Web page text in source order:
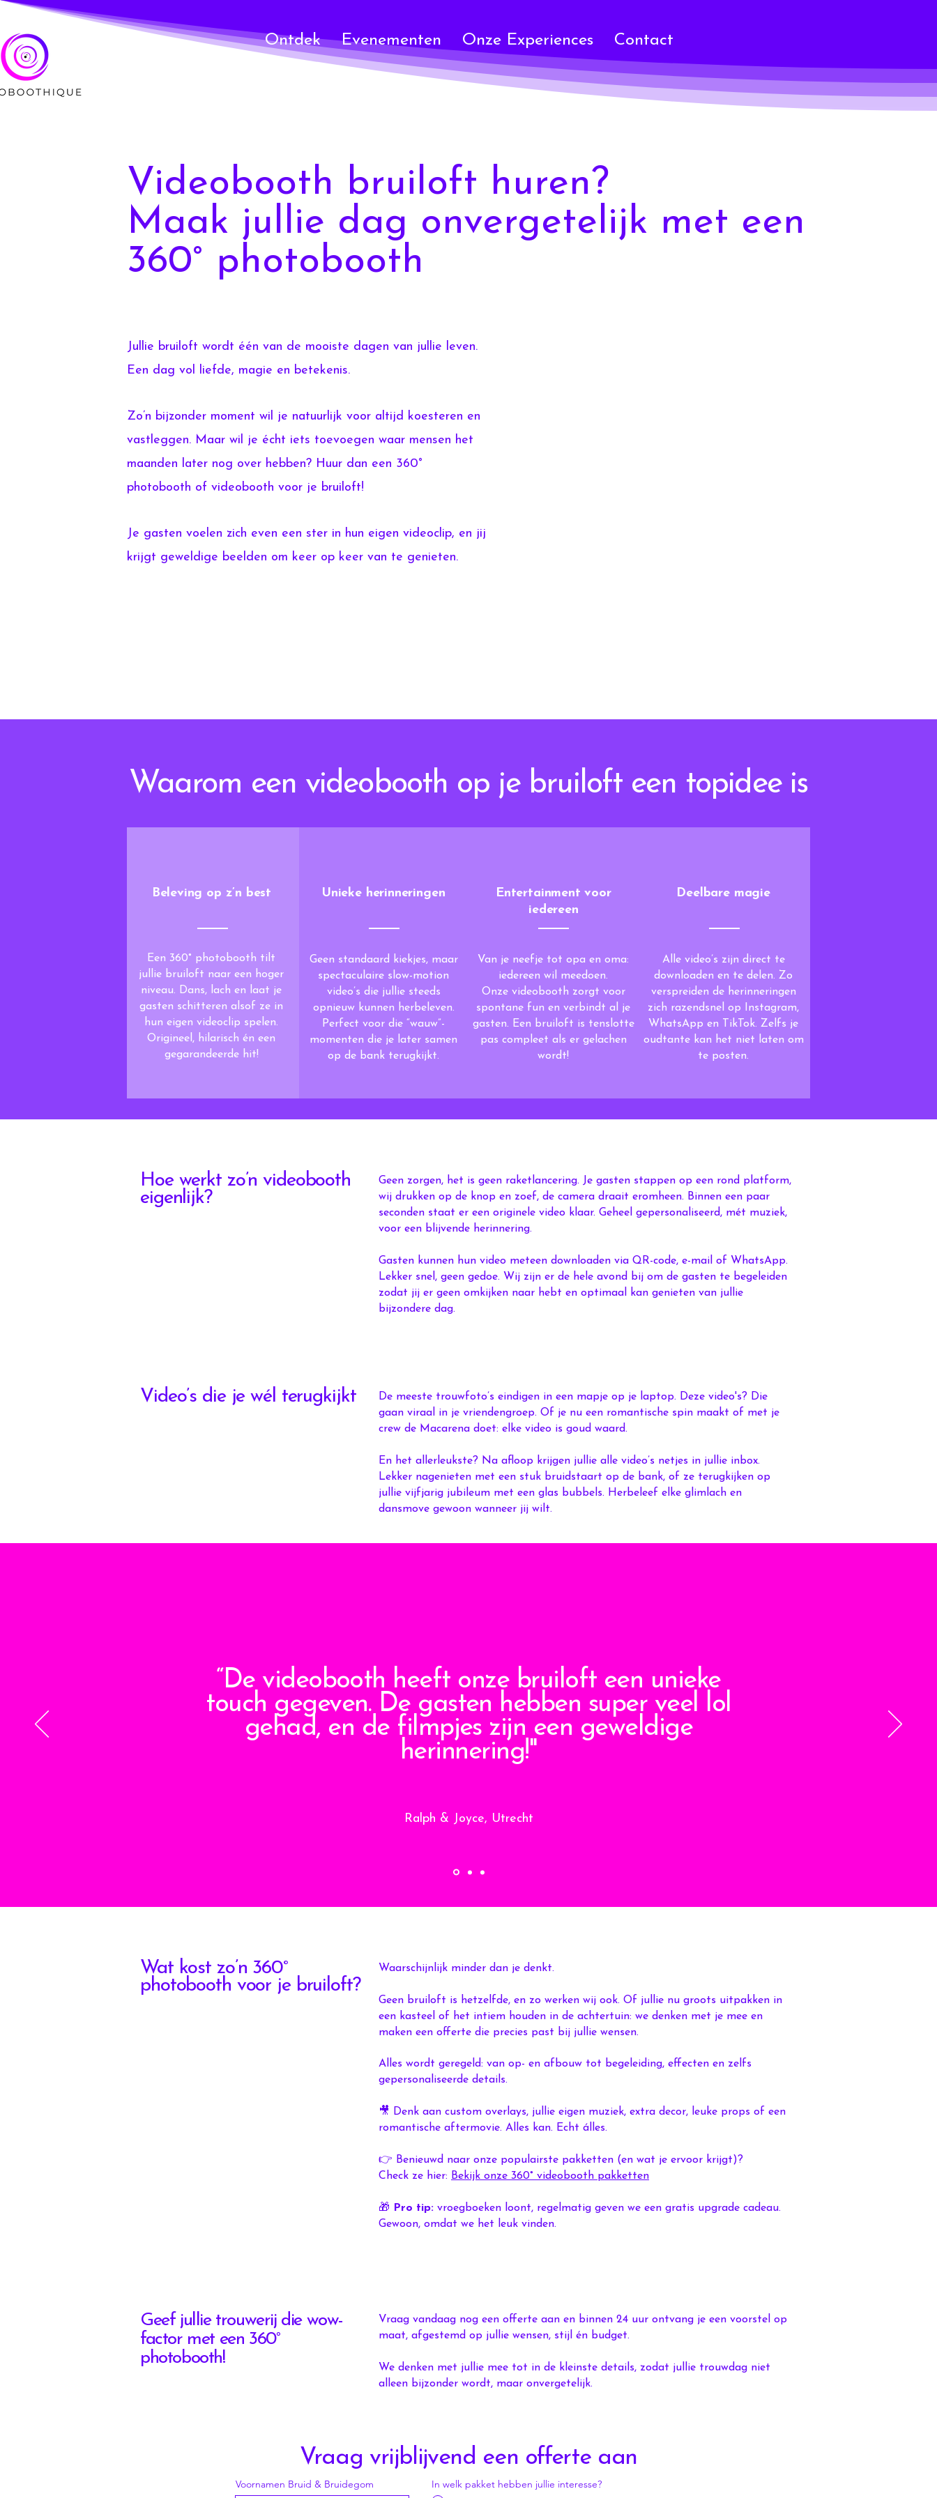
Ontdek Evenementen Onze Experiences Contact
Videobooth bruiloft huren?
Maak jullie dag onvergetelijk met een
360° photobooth
Jullie bruiloft wordt één van de mooiste dagen van jullie leven.
Een dag vol liefde, magie en betekenis.
Zo’n bijzonder moment wil je natuurlijk voor altijd koesteren en
vastleggen. Maar wil je écht iets toevoegen waar mensen het
maanden later nog over hebben? Huur dan een 360°
photobooth of videobooth voor je bruiloft!
Je gasten voelen zich even een ster in hun eigen videoclip, en jij
krijgt geweldige beelden om keer op keer van te genieten.
Waarom een videobooth op je bruiloft een topidee is
Beleving op z’n best
Een 360° photobooth tilt
jullie bruiloft naar een hoger
niveau. Dans, lach en laat je
gasten schitteren alsof ze in
hun eigen videoclip spelen.
Origineel, hilarisch én een
gegarandeerde hit!
Unieke herinneringen
Geen standaard kiekjes, maar
spectaculaire slow-motion
video’s die jullie steeds
opnieuw kunnen herbeleven.
Perfect voor die “wauw”-
momenten die je later samen
op de bank terugkijkt.
Entertainment voor
iedereen
Van je neefje tot opa en oma:
iedereen wil meedoen.
Onze videobooth zorgt voor
spontane fun en verbindt al je
gasten. Een bruiloft is tenslotte
pas compleet als er gelachen
wordt!
Deelbare magie
Alle video’s zijn direct te
downloaden en te delen. Zo
verspreiden de herinneringen
zich razendsnel op Instagram,
WhatsApp en TikTok. Zelfs je
oudtante kan het niet laten om
te posten.
Geen zorgen, het is geen raketlancering. Je gasten stappen op een rond platform,
wij drukken op de knop en zoef, de camera draait eromheen. Binnen een paar
seconden staat er een originele video klaar. Geheel gepersonaliseerd, mét muziek,
voor een blijvende herinnering.
Gasten kunnen hun video meteen downloaden via QR-code, e-mail of WhatsApp.
Lekker snel, geen gedoe. Wij zijn er de hele avond bij om de gasten te begeleiden
zodat jij er geen omkijken naar hebt en optimaal kan genieten van jullie
bijzondere dag.
Hoe werkt zo’n videobooth
eigenlijk?
De meeste trouwfoto’s eindigen in een mapje op je laptop. Deze video's? Die
gaan viraal in je vriendengroep. Of je nu een romantische spin maakt of met je
crew de Macarena doet: elke video is goud waard.
En het allerleukste? Na afloop krijgen jullie alle video’s netjes in jullie inbox.
Lekker nagenieten met een stuk bruidstaart op de bank, of ze terugkijken op
jullie vijfjarig jubileum met een glas bubbels. Herbeleef elke glimlach en
dansmove gewoon wanneer jij wilt.
Video’s die je wél terugkijkt
“De videobooth heeft onze bruiloft een unieke
touch gegeven. De gasten hebben super veel lol
gehad, en de filmpjes zijn een geweldige
herinnering!"
Ralph & Joyce, Utrecht
Waarschijnlijk minder dan je denkt.
Geen bruiloft is hetzelfde, en zo werken wij ook. Of jullie nu groots uitpakken in
een kasteel of het intiem houden in de achtertuin: we denken met je mee en
maken een offerte die precies past bij jullie wensen.
Alles wordt geregeld: van op- en afbouw tot begeleiding, effecten en zelfs
gepersonaliseerde details.
🎥 Denk aan custom overlays, jullie eigen muziek, extra decor, leuke props of een
romantische aftermovie. Alles kan. Echt álles.
👉 Benieuwd naar onze populairste pakketten (en wat je ervoor krijgt)?
Check ze hier: Bekijk onze 360° videobooth pakketten
🎁 Pro tip: vroegboeken loont, regelmatig geven we een gratis upgrade cadeau.
Gewoon, omdat we het leuk vinden.​​
Wat kost zo’n 360°
photobooth voor je bruiloft?
Vraag vandaag nog een offerte aan en binnen 24 uur ontvang je een voorstel op
maat, afgestemd op jullie wensen, stijl én budget.
We denken met jullie mee tot in de kleinste details, zodat jullie trouwdag niet
alleen bijzonder wordt, maar onvergetelijk.
Geef jullie trouwerij die wow-
factor met een 360°
photobooth!
Vraag vrijblijvend een offerte aan
Voornamen Bruid & Bruidegom
In welk pakket hebben jullie interesse?